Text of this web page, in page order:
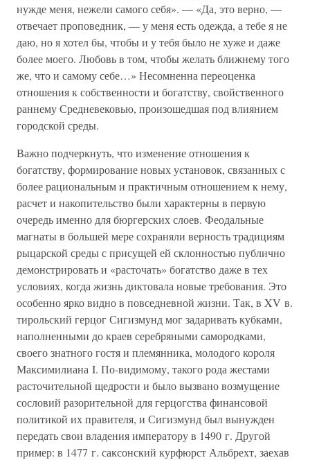
нужде меня, нежели самого себя». — «Да, это верно, —
отвечает проповедник, — у меня есть одежда, а тебе я не
даю, но я хотел бы, чтобы и у тебя было не хуже и даже
более моего. Любовь в том, чтобы желать ближнему того
же, что и самому себе…» Несомненна переоценка
отношения к собственности и богатству, свойственного
раннему Средневековью, произошедшая под влиянием
городской среды.
Важно подчеркнуть, что изменение отношения к
богатству, формирование новых установок, связанных с
более рациональным и практичным отношением к нему,
расчет и накопительство были характерны в первую
очередь именно для бюргерских слоев. Феодальные
магнаты в большей мере сохраняли верность традициям
рыцарской среды с присущей ей склонностью публично
демонстрировать и «расточать» богатство даже в тех
условиях, когда жизнь диктовала новые требования. Это
особенно ярко видно в повседневной жизни. Так, в XV в.
тирольский герцог Сигизмунд мог задаривать кубками,
наполненными до краев серебряными самородками,
своего знатного гостя и племянника, молодого короля
Максимилиана I. По-видимому, такого рода жестами
расточительной щедрости и было вызвано возмущение
сословий разорительной для герцогства финансовой
политикой их правителя, и Сигизмунд был вынужден
передать свои владения императору в 1490 г. Другой
пример: в 1477 г. саксонский курфюрст Альбрехт, заехав